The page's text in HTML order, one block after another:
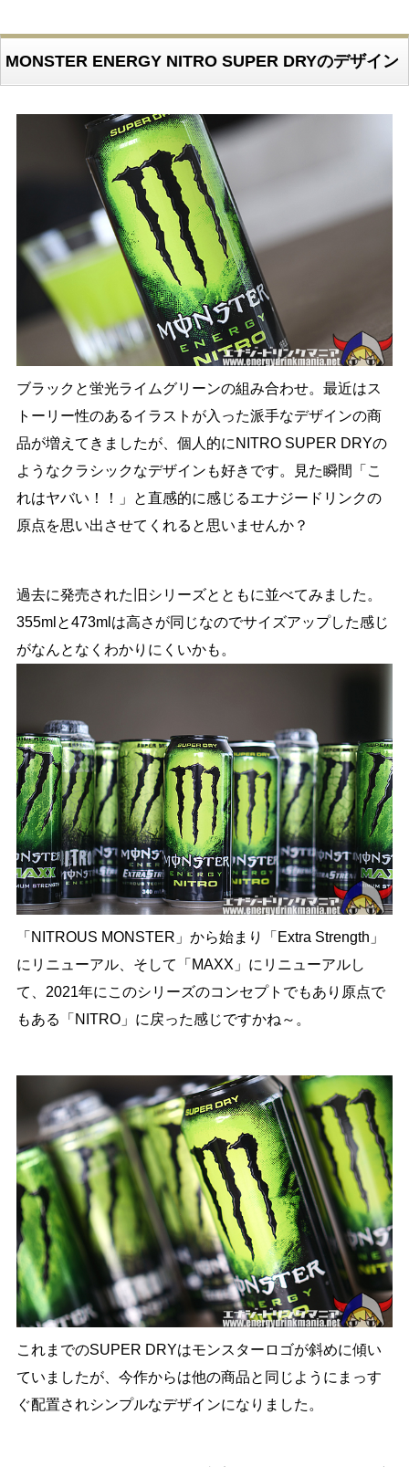
MONSTER ENERGY NITRO SUPER DRYのデザイン
ブラックと蛍光ライムグリーンの組み合わせ。最近はス
トーリー性のあるイラストが入った派手なデザインの商
品が増えてきましたが、個人的にNITRO SUPER DRYの
ようなクラシックなデザインも好きです。見た瞬間「こ
れはヤバい！！」と直感的に感じるエナジードリンクの
原点を思い出させてくれると思いませんか？
過去に発売された旧シリーズとともに並べてみました。
355mlと473mlは高さが同じなのでサイズアップした感じ
がなんとなくわかりにくいかも。
「NITROUS MONSTER」から始まり「Extra Strength」
にリニューアル、そして「MAXX」にリニューアルし
て、2021年にこのシリーズのコンセプトでもあり原点で
もある「NITRO」に戻った感じですかね～。
これまでのSUPER DRYはモンスターロゴが斜めに傾い
ていましたが、今作からは他の商品と同じようにまっす
ぐ配置されシンプルなデザインになりました。